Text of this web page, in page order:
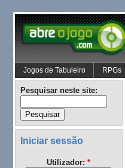
Jogos de Tabuleiro RPGs
Pesquisar neste site:
Iniciar sessão
Utilizador: *